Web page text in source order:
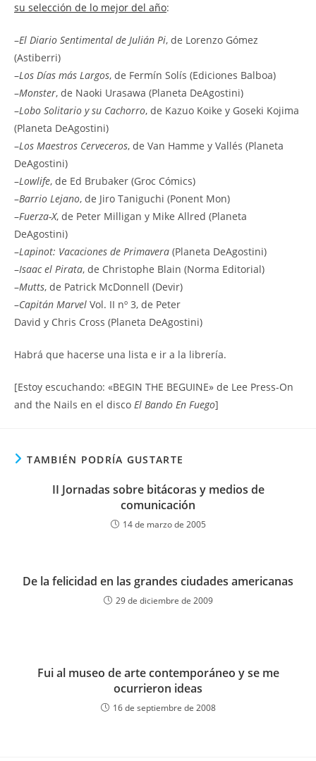
su selección de lo mejor del año:
–El Diario Sentimental de Julián Pi, de Lorenzo Gómez
(Astiberri)
–Los Días más Largos, de Fermín Solís (Ediciones Balboa)
–Monster, de Naoki Urasawa (Planeta DeAgostini)
–Lobo Solitario y su Cachorro, de Kazuo Koike y Goseki Kojima
(Planeta DeAgostini)
–Los Maestros Cerveceros, de Van Hamme y Vallés (Planeta
DeAgostini)
–Lowlife, de Ed Brubaker (Groc Cómics)
–Barrio Lejano, de Jiro Taniguchi (Ponent Mon)
–Fuerza-X, de Peter Milligan y Mike Allred (Planeta
DeAgostini)
–Lapinot: Vacaciones de Primavera (Planeta DeAgostini)
–Isaac el Pirata, de Christophe Blain (Norma Editorial)
–Mutts, de Patrick McDonnell (Devir)
–Capitán Marvel Vol. II nº 3, de Peter
David y Chris Cross (Planeta DeAgostini)
Habrá que hacerse una lista e ir a la librería.
[Estoy escuchando: «BEGIN THE BEGUINE» de Lee Press-On
and the Nails en el disco El Bando En Fuego]
TAMBIÉN PODRÍA GUSTARTE
II Jornadas sobre bitácoras y medios de
comunicación
14 de marzo de 2005
De la felicidad en las grandes ciudades americanas
29 de diciembre de 2009
Fui al museo de arte contemporáneo y se me
ocurrieron ideas
16 de septiembre de 2008